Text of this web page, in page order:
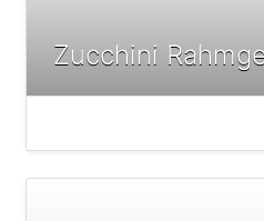
Zucchini